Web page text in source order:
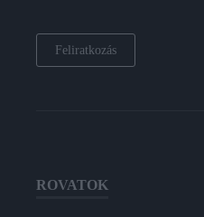
Feliratkozás
ROVATOK